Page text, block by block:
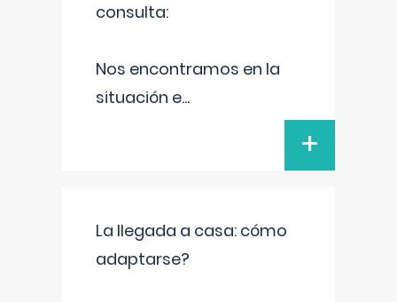
consulta:
Nos encontramos en la
situación e...
+
La llegada a casa: cómo
adaptarse?